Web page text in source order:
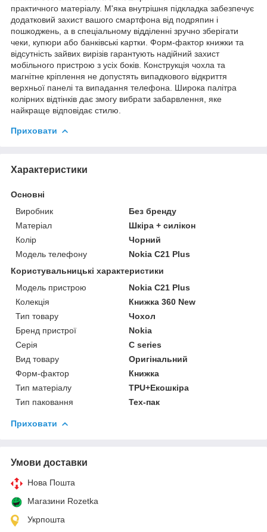
практичного матеріалу. М'яка внутрішня підкладка забезпечує
додатковий захист вашого смартфона від подряпин і
пошкоджень, а в спеціальному відділенні зручно зберігати
чеки, купюри або банківські картки. Форм-фактор книжки та
відсутність зайвих вирізів гарантують надійний захист
мобільного пристрою з усіх боків. Конструкція чохла та
магнітне кріплення не допустять випадкового відкриття
верхньої панелі та випадання телефона. Широка палітра
колірних відтінків дає змогу вибрати забарвлення, яке
найкраще відповідає стилю.
Приховати
Характеристики
Основні
Виробник
Без бренду
Матеріал
Шкіра + силікон
Колір
Чорний
Модель телефону
Nokia C21 Plus
Користувальницькі характеристики
Модель пристрою
Nokia C21 Plus
Колекція
Книжка 360 New
Тип товару
Чохол
Бренд пристрої
Nokia
Серія
C series
Вид товару
Оригінальний
Форм-фактор
Книжка
Тип матеріалу
TPU+Екошкіра
Тип паковання
Тех-пак
Приховати
Умови доставки
Нова Пошта
Магазини Rozetka
Укрпошта